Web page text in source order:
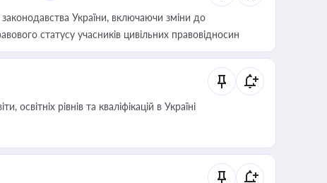
України, включаючи зміни до
статусу учасників цивільних правовідносин
рівнів та кваліфікацій в Україні